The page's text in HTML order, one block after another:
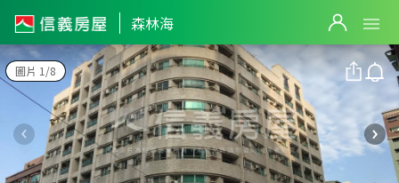
森林海
圖片 1/8